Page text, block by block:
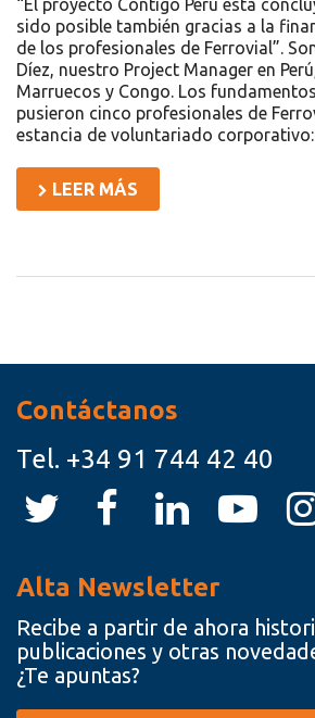
“El proyecto Contigo Perú está
sido posible también gracias a la
de los profesionales de Ferrovial”.
Díez, nuestro Project Manager en
Marruecos y Congo. Los
pusieron cinco profesionales de
estancia de voluntariado
LEER MÁS
Contáctanos
Tel. +34 91 744 42 40
Alta Newsletter
Recibe a partir de ahora
publicaciones y otras
¿Te apuntas?